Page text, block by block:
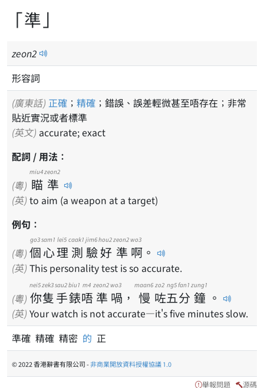
「準」
zeon2
形容詞
(廣東話) 正確 ； 精確 ；錯誤、誤差輕微甚至唔存在；非常
貼近實況或者標準
(英文) accurate; exact
配詞 / 用法：
(粵) 瞄
miu4
準
zeon2
(英) to aim (a weapon at a target)
例句：
(粵) 個
go3
心
sam1
理
lei5
測
caak1
驗
jim6
好
hou2
準
zeon2
啊
wo3
。
(英) This personality test is so accurate.
(粵) 你
nei5
隻
zek3
手
sau2
錶
biu1
唔
m4
準
zeon2
喎
wo3
， 慢
maan6
咗
zo2
五
ng5
分
fan1
鐘
zung1
。
(英) Your watch is not accurate—it's five minutes slow.
準確 精確 精密 的 正
© 2022 香港辭書有限公司 -非商業開放資料授權協議 1.0
舉報問題 源碼